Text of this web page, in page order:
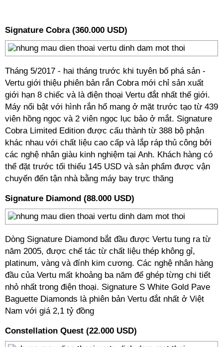
Signature Cobra (360.000 USD)
Tháng 5/2017 - hai tháng trước khi tuyên bố phá sản -
Vertu giới thiệu phiên bản rắn Cobra mới chỉ sản xuất
giới hạn 8 chiếc và là điện thoại Vertu đắt nhất thế giới.
Máy nổi bật với hình rắn hổ mang ở mặt trước tạo từ 439
viên hồng ngọc và 2 viên ngọc lục bảo ở mắt. Signature
Cobra Limited Edition được cấu thành từ 388 bộ phận
khác nhau với chất liệu cao cấp và lắp ráp thủ công bởi
các nghệ nhân giàu kinh nghiệm tại Anh. Khách hàng có
thể đặt trước tối thiểu 145 USD và sản phẩm được vận
chuyển đến tận nhà bằng máy bay trực thăng
Signature Diamond (88.000 USD)
Dòng Signature Diamond bắt đầu được Vertu tung ra từ
năm 2005, được chế tác từ chất liệu thép không gỉ,
platinum, vàng và đính kim cương. Các nghệ nhân hàng
đầu của Vertu mất khoảng ba năm để ghép từng chi tiết
nhỏ nhất trong điện thoại. Signature S White Gold Pave
Baguette Diamonds là phiên bản Vertu đắt nhất ở Việt
Nam với giá 2,1 tỷ đồng
Constellation Quest (22.000 USD)